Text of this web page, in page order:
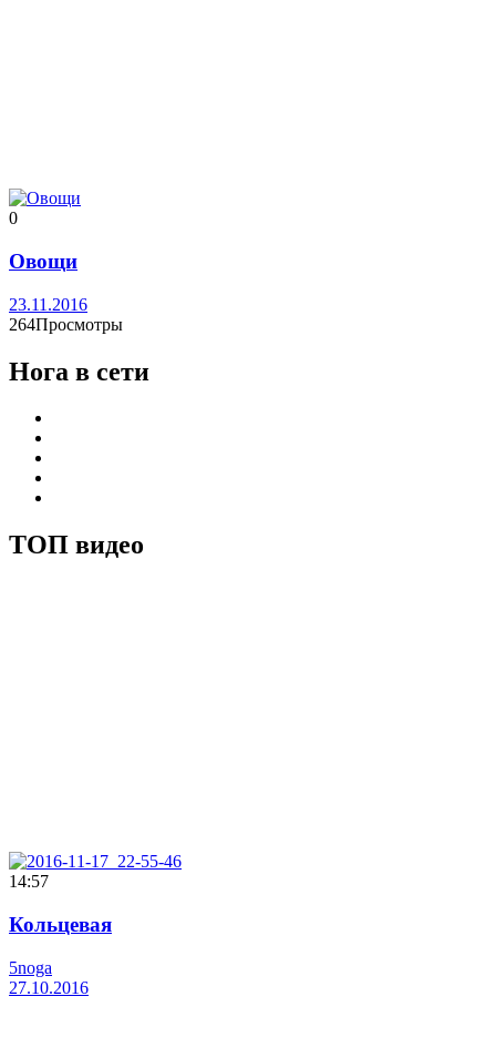
0
Овощи
23.11.2016
264Просмотры
Нога в сети
ТОП видео
14:57
Кольцевая
5noga
27.10.2016